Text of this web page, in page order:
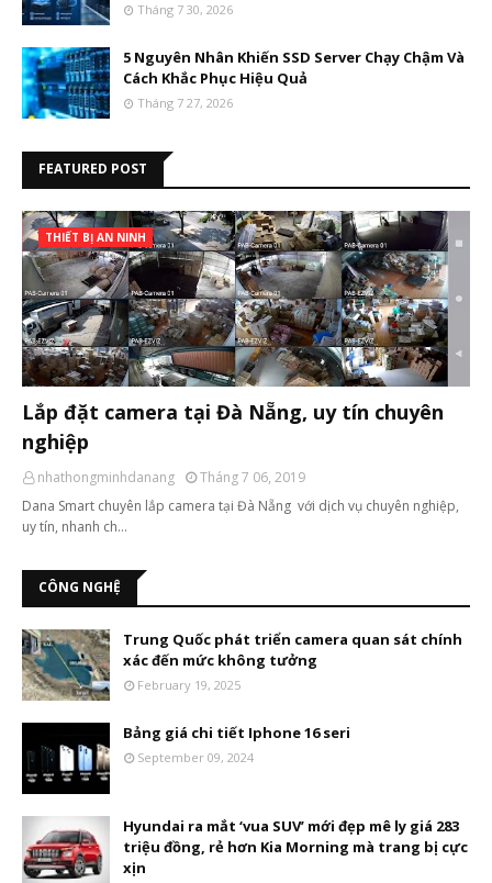
Tháng 7 30, 2026
5 Nguyên Nhân Khiến SSD Server Chạy Chậm Và
Cách Khắc Phục Hiệu Quả
Tháng 7 27, 2026
FEATURED POST
THIẾT BỊ AN NINH
Lắp đặt camera tại Đà Nẵng, uy tín chuyên
nghiệp
nhathongminhdanang
Tháng 7 06, 2019
Dana Smart chuyên lắp camera tại Đà Nẵng với dịch vụ chuyên nghiệp,
uy tín, nhanh ch…
CÔNG NGHỆ
Trung Quốc phát triển camera quan sát chính
xác đến mức không tưởng
February 19, 2025
Bảng giá chi tiết Iphone 16 seri
September 09, 2024
Hyundai ra mắt ‘vua SUV’ mới đẹp mê ly giá 283
triệu đồng, rẻ hơn Kia Morning mà trang bị cực
xịn